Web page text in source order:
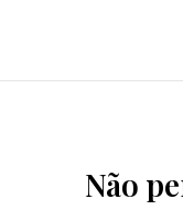
Não